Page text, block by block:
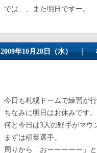
では、、また明日ですー。
2009年10月28日（水） ｜
今日も札幌ドームで練習が行
ちなみに明日はお休みです。
何と今日は3人の野手がマウ
まずは稲葉選手。
周りから「おーーーーー」